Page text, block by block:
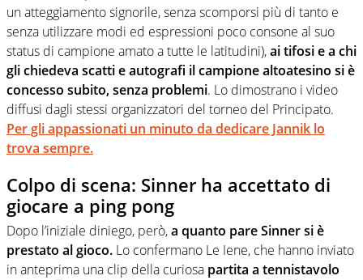
un atteggiamento signorile, senza scomporsi più di tanto e
senza utilizzare modi ed espressioni poco consone al suo
status di campione amato a tutte le latitudini),ai tifosi e a chi
gli chiedeva scatti e autografi il campione altoatesino si è
concesso subito, senza problemi. Lo dimostrano i video
diffusi dagli stessi organizzatori del torneo del Principato.
Per gli appassionati un minuto da dedicare Jannik lo
trova sempre.
Colpo di scena: Sinner ha accettato di
giocare a ping pong
Dopo l’iniziale diniego, però,a quanto pare Sinner si è
prestato al gioco. Lo confermano Le Iene, che hanno inviato
in anteprima una clip della curiosa partita a tennistavolo